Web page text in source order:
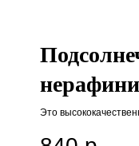
Это
регионах.